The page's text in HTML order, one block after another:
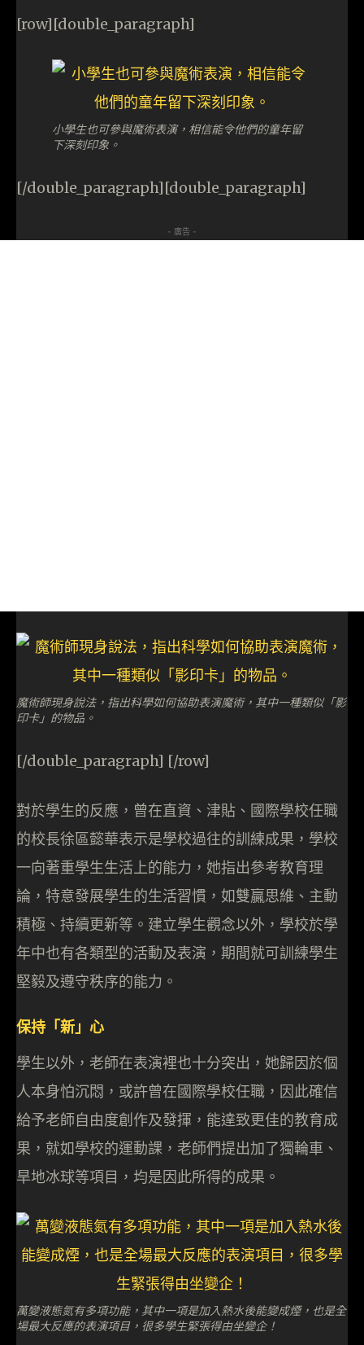
[row][double_paragraph]
小學生也可參與魔術表演，相信能令他們的童年留
下深刻印象。
[/double_paragraph][double_paragraph]
- 廣告 -
魔術師現身說法，指出科學如何協助表演魔術，其中一種類似「影
印卡」的物品。
[/double_paragraph] [/row]
對於學生的反應，曾在直資、津貼、國際學校任職
的校長徐區懿華表示是學校過往的訓練成果，學校
一向著重學生生活上的能力，她指出參考教育理
論，特意發展學生的生活習慣，如雙贏思維、主動
積極、持續更新等。建立學生觀念以外，學校於學
年中也有各類型的活動及表演，期間就可訓練學生
堅毅及遵守秩序的能力。
保持「新」心
學生以外，老師在表演裡也十分突出，她歸因於個
人本身怕沉悶，或許曾在國際學校任職，因此確信
給予老師自由度創作及發揮，能達致更佳的教育成
果，就如學校的運動課，老師們提出加了獨輪車、
旱地冰球等項目，均是因此所得的成果。
萬變液態氮有多項功能，其中一項是加入熱水後能變成煙，也是全
場最大反應的表演項目，很多學生緊張得由坐變企！